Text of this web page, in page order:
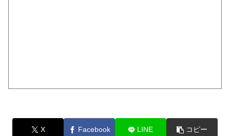
X Facebook LINE コピー